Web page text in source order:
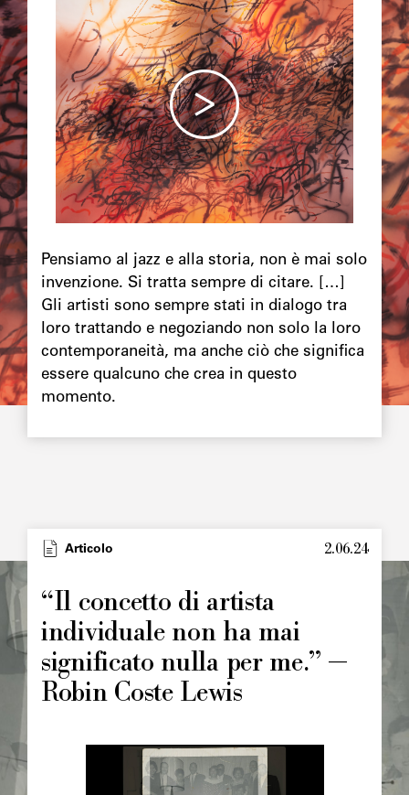
Pensiamo al jazz e alla storia, non è mai solo
invenzione. Si tratta sempre di citare. […]
Gli artisti sono sempre stati in dialogo tra
loro trattando e negoziando non solo la loro
contemporaneità, ma anche ciò che significa
essere qualcuno che crea in questo
momento.
TypeArticolo 2.06.24
“Il concetto di artista
individuale non ha mai
significato nulla per me.” —
Robin Coste Lewis
principale